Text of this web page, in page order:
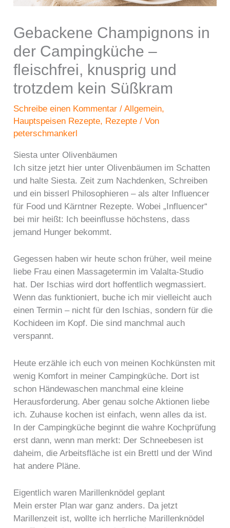
Gebackene Champignons in
der Campingküche –
fleischfrei, knusprig und
trotzdem kein Süßkram
Schreibe einen Kommentar /Allgemein,
Hauptspeisen Rezepte, Rezepte / Von
peterschmankerl
Siesta unter Olivenbäumen
Ich sitze jetzt hier unter Olivenbäumen im Schatten
und halte Siesta. Zeit zum Nachdenken, Schreiben
und ein bisserl Philosophieren – als alter Influencer
für Food und Kärntner Rezepte. Wobei „Influencer“
bei mir heißt: Ich beeinflusse höchstens, dass
jemand Hunger bekommt.
Gegessen haben wir heute schon früher, weil meine
liebe Frau einen Massagetermin im Valalta-Studio
hat. Der Ischias wird dort hoffentlich wegmassiert.
Wenn das funktioniert, buche ich mir vielleicht auch
einen Termin – nicht für den Ischias, sondern für die
Kochideen im Kopf. Die sind manchmal auch
verspannt.
Heute erzähle ich euch von meinen Kochkünsten mit
wenig Komfort in meiner Campingküche. Dort ist
schon Händewaschen manchmal eine kleine
Herausforderung. Aber genau solche Aktionen liebe
ich. Zuhause kochen ist einfach, wenn alles da ist.
In der Campingküche beginnt die wahre Kochprüfung
erst dann, wenn man merkt: Der Schneebesen ist
daheim, die Arbeitsfläche ist ein Brettl und der Wind
hat andere Pläne.
Eigentlich waren Marillenknödel geplant
Mein erster Plan war ganz anders. Da jetzt
Marillenzeit ist, wollte ich herrliche Marillenknödel